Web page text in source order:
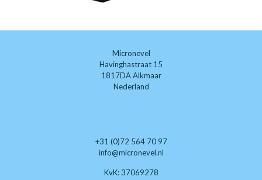
Micronevel
Havinghastraat 15
1817DA Alkmaar
Nederland
+31 (0)72 564 70 97
info@micronevel.nl
KvK: 37069278